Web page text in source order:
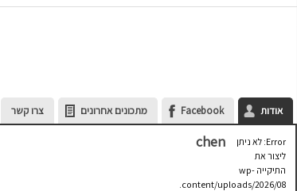
אודות Facebook מתכונים אחרונים צרו קשר
Error: לא ניתן
ליצור את
התיקייה wp-
content/uploads/2026/08.
chen